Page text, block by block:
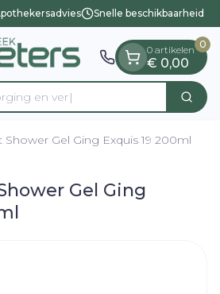
Snelle beschikbaarheid
Zoek
0 artikelen
€ 0,00
0
Shower Gel Ging Exquis 19 200ml
Gel Ging